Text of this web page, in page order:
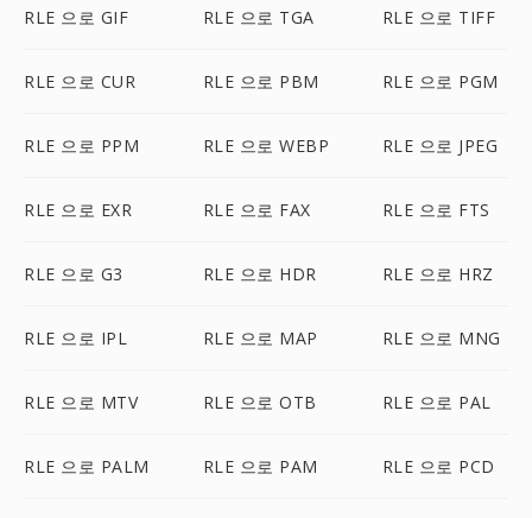
RLE 으로 GIF RLE 으로 TGA RLE 으로 TIFF
RLE 으로 CUR RLE 으로 PBM RLE 으로 PGM
RLE 으로 PPM RLE 으로 WEBP RLE 으로 JPEG
RLE 으로 EXR RLE 으로 FAX RLE 으로 FTS
RLE 으로 G3 RLE 으로 HDR RLE 으로 HRZ
RLE 으로 IPL RLE 으로 MAP RLE 으로 MNG
RLE 으로 MTV RLE 으로 OTB RLE 으로 PAL
RLE 으로 PALM RLE 으로 PAM RLE 으로 PCD